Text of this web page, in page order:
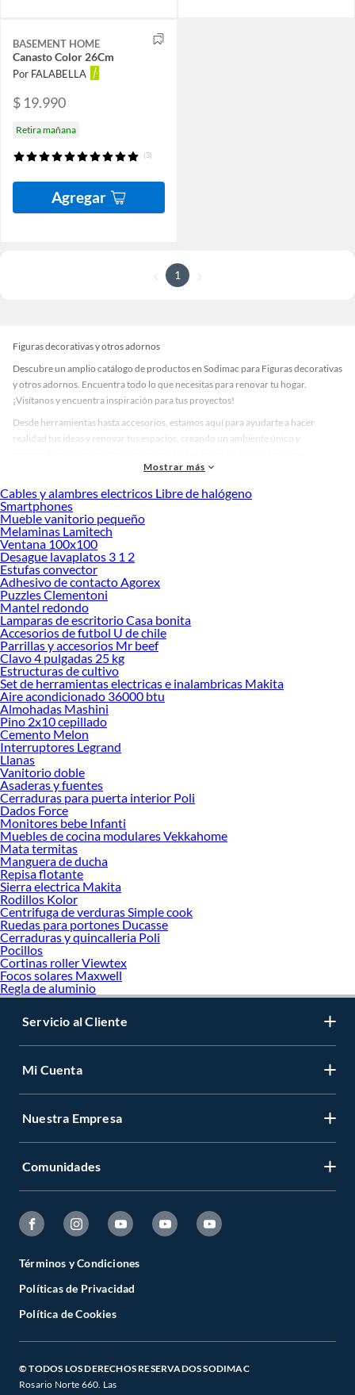
BASEMENT HOME
Canasto Color 26Cm
Por FALABELLA
$ 19.990
Retira mañana
(3)
Agregar
1
Figuras decorativas y otros adornos
Descubre un amplio catálogo de productos en Sodimac para Figuras decorativas
y otros adornos. Encuentra todo lo que necesitas para renovar tu hogar.
¡Visítanos y encuentra inspiración para tus proyectos!
Desde herramientas hasta accesorios, estamos aquí para ayudarte a hacer
realidad tus ideas y renovar tus espacios, creando un ambiente único y
accesorios de calidad que te ayudarán a crear un espacio más tú.
Desde remodelaciones hasta proyectos de decoración, estamos aquí para hacer
tus ideas realidad. ¡Visítanos y encuentra todo lo que tenemos para ofrecerte en
Figuras decorativas y otros adornos!
Explora la variedad de productos de Figuras decorativas y otros adornos
en Sodimac
Herramientas, materiales y accesorios de calidad para tus proyectos y
renovación de espacios. ¡Visítanos y descubre todo lo que tenemos para
ofrecerte!
Encuentra una amplia variedad de productos de Figuras decorativas y otros
adornos en Sodimac. Encuentra todo lo necesario para tus proyectos de
renovación y decoración. ¡Visítanos y haz tus ideas realidad!
Mostrar más
Cables y alambres electricos Libre de halógeno
Smartphones
Mueble vanitorio pequeño
Melaminas Lamitech
Ventana 100x100
Desague lavaplatos 3 1 2
Estufas convector
Adhesivo de contacto Agorex
Puzzles Clementoni
Mantel redondo
Lamparas de escritorio Casa bonita
Accesorios de futbol U de chile
Parrillas y accesorios Mr beef
Clavo 4 pulgadas 25 kg
Estructuras de cultivo
Set de herramientas electricas e inalambricas Makita
Aire acondicionado 36000 btu
Almohadas Mashini
Pino 2x10 cepillado
Cemento Melon
Interruptores Legrand
Llanas
Vanitorio doble
Asaderas y fuentes
Cerraduras para puerta interior Poli
Dados Force
Monitores bebe Infanti
Muebles de cocina modulares Vekkahome
Mata termitas
Manguera de ducha
Repisa flotante
Sierra electrica Makita
Rodillos Kolor
Centrifuga de verduras Simple cook
Ruedas para portones Ducasse
Cerraduras y quincalleria Poli
Pocillos
Cortinas roller Viewtex
Focos solares Maxwell
Regla de aluminio
Servicio al Cliente
Mi Cuenta
Nuestra Empresa
Comunidades
Términos y Condiciones
Políticas de Privacidad
Política de Cookies
© TODOS LOS DERECHOS RESERVADOS SODIMAC
Rosario Norte 660. Las